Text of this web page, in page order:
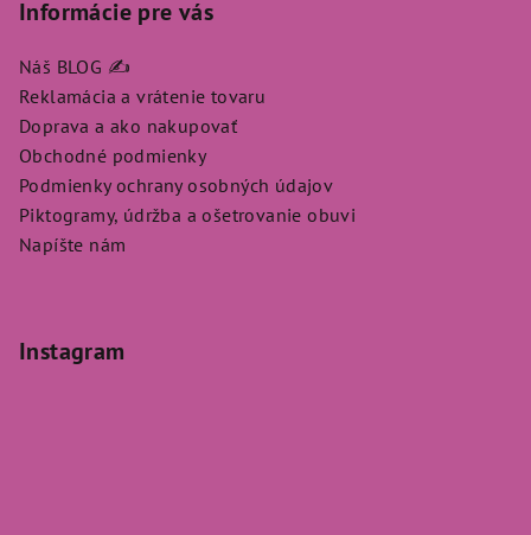
Informácie pre vás
Náš BLOG ✍️
Reklamácia a vrátenie tovaru
Doprava a ako nakupovať
Obchodné podmienky
Podmienky ochrany osobných údajov
Piktogramy, údržba a ošetrovanie obuvi
Napíšte nám
Instagram